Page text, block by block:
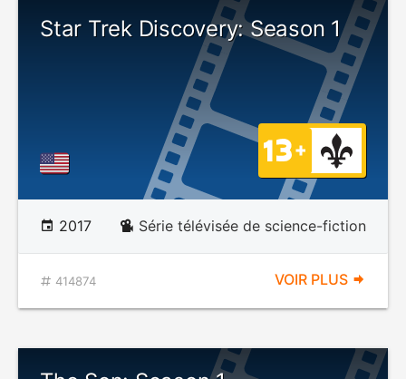
Star Trek Discovery: Season 1
2017 Série télévisée de science-fiction
414874 VOIR PLUS